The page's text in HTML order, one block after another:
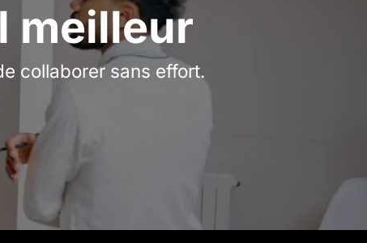
meilleur
collaborer sans effort.